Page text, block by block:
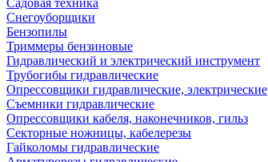
Садовая техника
Снегоуборщики
Бензопилы
Триммеры бензиновые
Гидравлический и электрический инструмент
Трубогибы гидравлические
Опрессовщики гидравлические, электрические
Съемники гидравлические
Опрессовщики кабеля, наконечников, гильз
Секторные ножницы, кабелерезы
Гайколомы гидравлические